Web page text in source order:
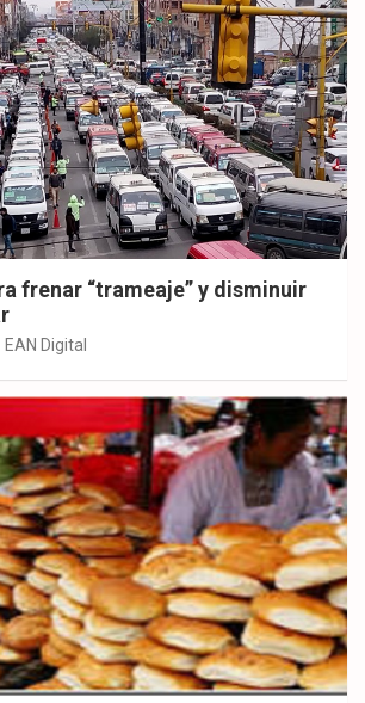
frenar “trameaje” y disminuir
EAN Digital